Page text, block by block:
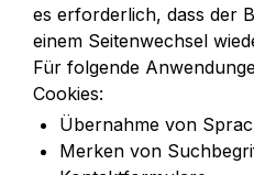
es erforderlich, dass der
einem Seitenwechsel
Für folgende
Cookies:
Übernahme von
Merken von